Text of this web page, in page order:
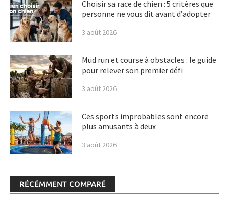
Choisir sa race de chien : 5 critères que
personne ne vous dit avant d’adopter
3 août 2026
Mud run et course à obstacles : le guide
pour relever son premier défi
3 août 2026
Ces sports improbables sont encore
plus amusants à deux
3 août 2026
RÉCÉMMENT COMPARÉ